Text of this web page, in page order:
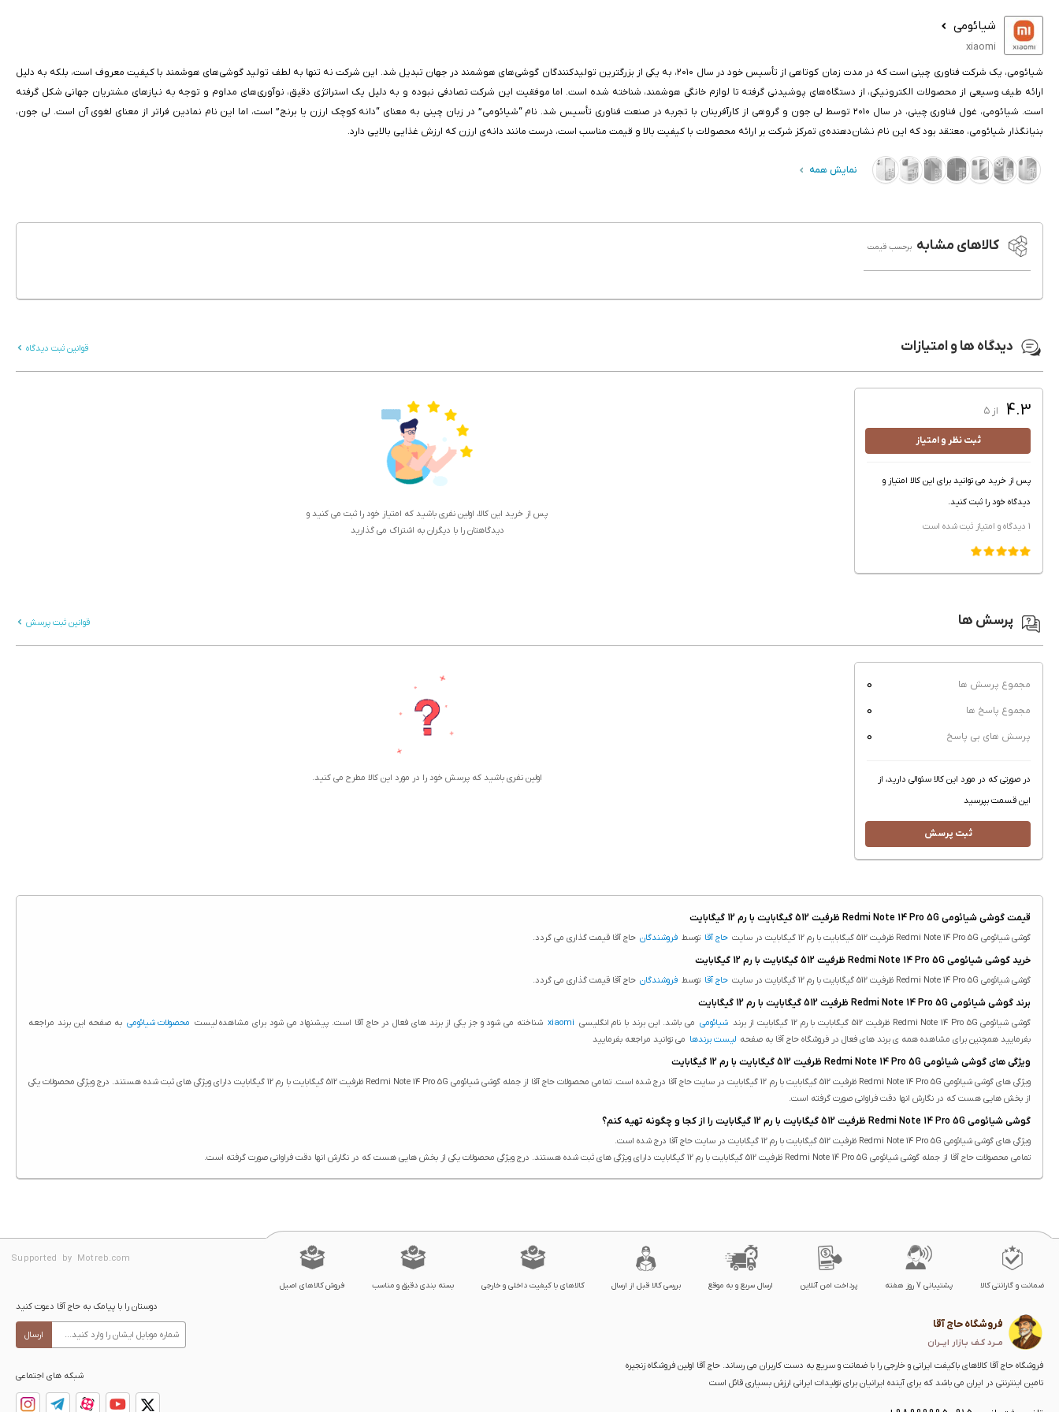
شیائومی
xiaomi
شیائومی، یک شرکت فناوری چینی است که در مدت زمان کوتاهی از تأسیس خود در سال ۲۰۱۰، به یکی از بزرگترین تولیدکنندگان گوشی‌های هوشمند در جهان تبدیل شد. این شرکت نه تنها به لطف تولید گوشی‌های هوشمند با کیفیت معروف است، بلکه به دلیل
ارائه طیف وسیعی از محصولات الکترونیکی، از دستگاه‌های پوشیدنی گرفته تا لوازم خانگی هوشمند، شناخته شده است. اما موفقیت این شرکت تصادفی نبوده و به دلیل یک استراتژی دقیق، نوآوری‌های مداوم و توجه به نیازهای مشتریان جهانی شکل گرفته
است. شیائومی، غول فناوری چینی، در سال ۲۰۱۰ توسط لی جون و گروهی از کارآفرینان با تجربه در صنعت فناوری تأسیس شد. نام “شیائومی” در زبان چینی به معنای “دانه کوچک ارزن یا برنج” است، اما این نام نمادین فراتر از معنای لغوی آن است. لی جون،
بنیانگذار شیائومی، معتقد بود که این نام نشان‌دهنده‌ی تمرکز شرکت بر ارائه محصولات با کیفیت بالا و قیمت مناسب است، درست مانند دانه‌ی ارزن که ارزش غذایی بالایی دارد.
نمایش همه
کالاهای مشابه برحسب قیمت
دیدگاه ها و امتیازات قوانین ثبت دیدگاه
4.3 از ۵
1 دیدگاه و امتیاز ثبت شده است
پس از خرید می توانید برای این کالا امتیاز و
دیدگاه خود را ثبت کنید.
ثبت نظر و امتیاز
پس از خرید این کالا، اولین نفری باشید که امتیاز خود را ثبت می کنید و
دیدگاهتان را با دیگران به اشتراک می گذارید
پرسش ها قوانین ثبت پرسش
مجموع پرسش ها 0
مجموع پاسخ ها 0
پرسش های بی پاسخ 0
در صورتی که در مورد این کالا سئوالی دارید، از
این قسمت بپرسید
ثبت پرسش
اولین نفری باشید که پرسش خود را در مورد این کالا مطرح می کنید.
قیمت گوشی شیائومی Redmi Note 14 Pro 5G ظرفیت 512 گیگابایت با رم 12 گیگابایت
گوشی شیائومی Redmi Note 14 Pro 5G ظرفیت 512 گیگابایت با رم 12 گیگابایت در سایت حاج آقا توسط فروشندگان حاج آقا قیمت گذاری می گردد.
خرید گوشی شیائومی Redmi Note 14 Pro 5G ظرفیت 512 گیگابایت با رم 12 گیگابایت
گوشی شیائومی Redmi Note 14 Pro 5G ظرفیت 512 گیگابایت با رم 12 گیگابایت در سایت حاج آقا توسط فروشندگان حاج آقا قیمت گذاری می گردد.
برند گوشی شیائومی Redmi Note 14 Pro 5G ظرفیت 512 گیگابایت با رم 12 گیگابایت
گوشی شیائومی Redmi Note 14 Pro 5G ظرفیت 512 گیگابایت با رم 12 گیگابایت از برند شیائومی می باشد. این برند با نام انگلیسی xiaomi شناخته می شود و جز یکی از برند های فعال در حاج آقا است. پیشنهاد می شود برای مشاهده لیست محصولات شیائومی به صفحه این برند مراجعه
بفرمایید همچنین برای مشاهده همه ی برند های فعال در فروشگاه حاج آقا به صفحه لیست برندها می توانید مراجعه بفرمایید
ویژگی های گوشی شیائومی Redmi Note 14 Pro 5G ظرفیت 512 گیگابایت با رم 12 گیگابایت
ویژگی های گوشی شیائومی Redmi Note 14 Pro 5G ظرفیت 512 گیگابایت با رم 12 گیگابایت در سایت حاج آقا درج شده است. تمامی محصولات حاج آقا از جمله گوشی شیائومی Redmi Note 14 Pro 5G ظرفیت 512 گیگابایت با رم 12 گیگابایت دارای ویژگی های ثبت شده هستند. درج ویژگی محصولات یکی
از بخش هایی هست که در نگارش انها دقت فراوانی صورت گرفته است.
گوشی شیائومی Redmi Note 14 Pro 5G ظرفیت 512 گیگابایت با رم 12 گیگابایت را از کجا و چگونه تهیه کنم؟
ویژگی های گوشی شیائومی Redmi Note 14 Pro 5G ظرفیت 512 گیگابایت با رم 12 گیگابایت در سایت حاج آقا درج شده است.
تمامی محصولات حاج آقا از جمله گوشی شیائومی Redmi Note 14 Pro 5G ظرفیت 512 گیگابایت با رم 12 گیگابایت دارای ویژگی های ثبت شده هستند. درج ویژگی محصولات یکی از بخش هایی هست که در نگارش انها دقت فراوانی صورت گرفته است.
ضمانت و گارانتی کالا پشتیبانی 7 روز هفته پرداخت امن آنلاین ارسال سریع و به موقع بررسی کالا قبل از ارسال کالاهای با کیفیت داخلی و خارجی بسته بندی دقیق و مناسب فروش کالاهای اصیل
Supported by Motreb.com
فروشگاه حاج آقا
مــرد کـف بـازار ایــران
فروشگاه حاج آقا کالاهای باکیفت ایرانی و خارجی را با ضمانت و سریع به دست کاربران می رساند. حاج آقا اولین فروشگاه زنجیره
تامین اینترنتی در ایران می باشد که برای آینده ایرانیان برای تولیدات ایرانی ارزش بسیاری قائل است
دوستان را با پیامک به حاج آقا دعوت کنید
ارسال
شبکه های اجتماعی